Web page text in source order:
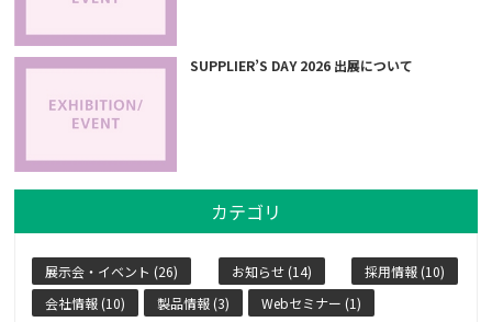
SUPPLIER’S DAY 2026 出展について
カテゴリ
展示会・イベント (26) お知らせ (14)
採用情報 (10)
会社情報 (10)
製品情報 (3) Webセミナー (1)